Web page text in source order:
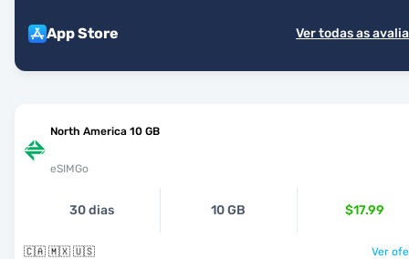
App Store Ver todas as
North America 10 GB
eSIMGo
30 dias 10 GB $17.99
🇨🇦 🇲🇽 🇺🇸 Ver